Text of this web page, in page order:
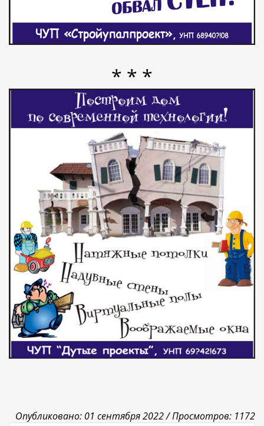
* * *
Опубликовано: 01 сентября 2022 /Просмотров: 1172